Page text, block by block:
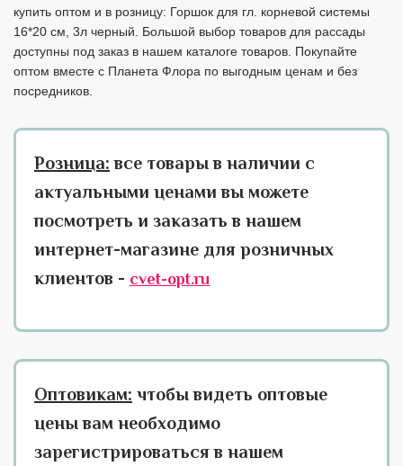
купить оптом и в розницу: Горшок для гл. корневой системы
16*20 см, 3л черный. Большой выбор товаров для рассады
доступны под заказ в нашем каталоге товаров. Покупайте
оптом вместе с Планета Флора по выгодным ценам и без
посредников.
Розница: все товары в наличии с
актуальными ценами вы можете
посмотреть и заказать в нашем
интернет-магазине для розничных
клиентов - cvet-opt.ru
Оптовикам: чтобы видеть оптовые
цены вам необходимо
зарегистрироваться в нашем